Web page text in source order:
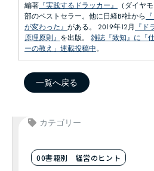
編著 『実践するドラッカー』
（ダイヤ
部のベストセラー。他に日経BP社から
が変わった』 がある。 2019年12月 『
原理原則』 を出版。 雑誌『致知』に「
ーの教え」連載投稿中。
一覧へ戻る
カテゴリー
00書籍別 経営のヒント